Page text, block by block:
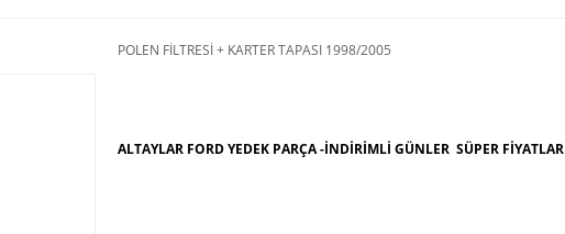
POLEN FİLTRESİ + KARTER TAPASI 1998/2005
ALTAYLAR FORD YEDEK PARÇA -İNDİRİMLİ GÜNLER SÜPER FİYATLAR